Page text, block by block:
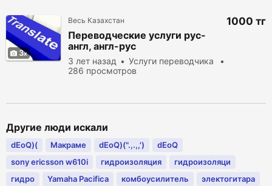
3
Весь Казахстан
Переводческие услуги рус-
англ, англ-рус
3 лет назад
Услуги переводчика
286 просмотров
1000 тг
Другие люди искали
dEoQ)( Макраме dEoQ)(".,.,,')
dEoQ
sony ericsson w610i
гидроизоляция
гидроизоляци
гидро
Yamaha Pacifica комбоусилитель
электогитара